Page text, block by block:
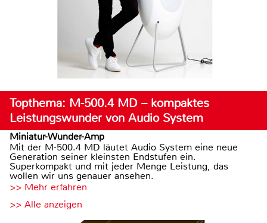
Topthema: M-500.4 MD – kompaktes
Leistungswunder von Audio System
Miniatur-Wunder-Amp
Mit der M-500.4 MD läutet Audio System eine neue
Generation seiner kleinsten Endstufen ein.
Superkompakt und mit jeder Menge Leistung, das
wollen wir uns genauer ansehen.
>> Mehr erfahren
>> Alle anzeigen